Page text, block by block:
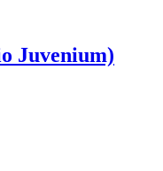
Juvenium)